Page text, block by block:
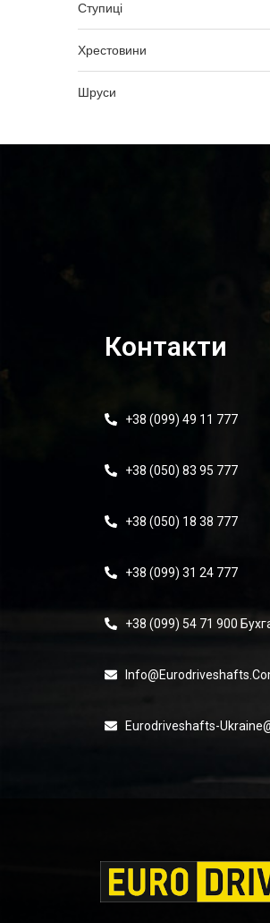
Ступиці
Хрестовини
Шруси
Контакти
+38 (099) 49 11 777
+38 (050) 83 95 777
+38 (050) 18 38 777
+38 (099) 31 24 777
+38 (099) 54 71 900
Eurodriveshafts-